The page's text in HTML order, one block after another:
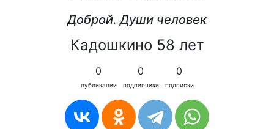
Доброй. Души человек
Кадошкино 58 лет
0
публикации
0
подписчики
0
подписки